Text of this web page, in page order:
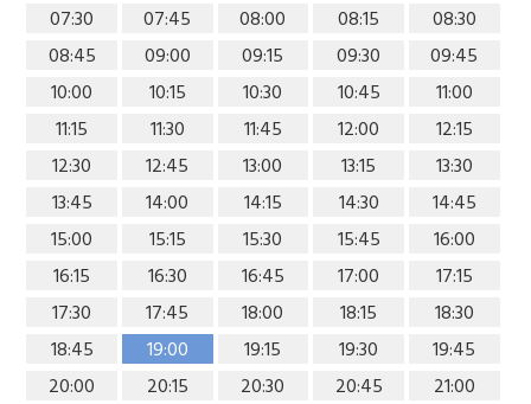
07:30
07:45 08:00 08:15
08:30
08:45
09:00 09:15 09:30
09:45
10:00
10:15 10:30 10:45
11:00
11:15
11:30 11:45 12:00
12:15
12:30
12:45 13:00 13:15
13:30
13:45
14:00 14:15 14:30
14:45
15:00
15:15 15:30 15:45
16:00
16:15
16:30 16:45 17:00
17:15
17:30
17:45 18:00 18:15
18:30
18:45
19:00 19:15 19:30
19:45
20:00
20:15 20:30 20:45 21:00